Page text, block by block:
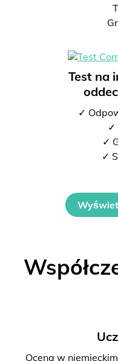
Test na
✓
✓
✓
✓
Ocena w